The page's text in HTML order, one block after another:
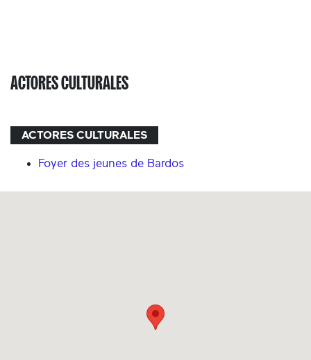
ACTORES CULTURALES
ACTORES CULTURALES
Foyer des jeunes de Bardos